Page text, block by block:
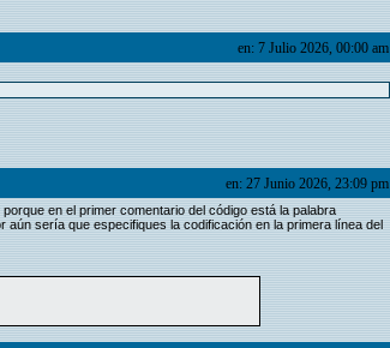
en: 7 Julio 2026, 00:00 am
en: 27 Junio 2026, 23:09 pm
en el primer comentario del código está la palabra
sería que especifiques la codificación en la primera línea del